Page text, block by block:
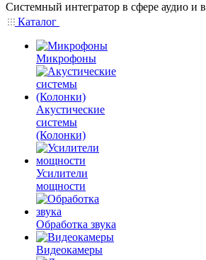
Системный интегратор в сфере аудио и
Каталог
Микрофоны
Акустические
системы
(Колонки)
Усилители
мощности
Обработка звука
Видеокамеры